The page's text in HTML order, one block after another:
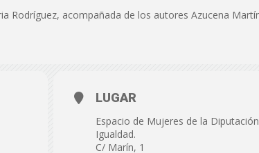
Rodríguez, acompañada de los autores Azucena
LUGAR
Espacio de Mujeres de la
Igualdad.
C/ Marín, 1